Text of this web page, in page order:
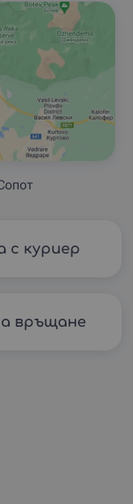
с куриер
връщане